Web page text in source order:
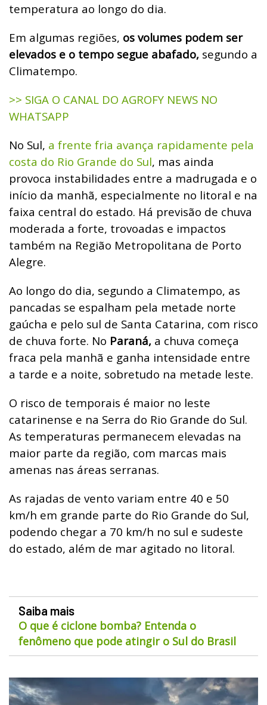
temperatura ao longo do dia.
Em algumas regiões, os volumes podem ser
elevados e o tempo segue abafado, segundo a
Climatempo.
>> SIGA O CANAL DO AGROFY NEWS NO
WHATSAPP
No Sul, a frente fria avança rapidamente pela
costa do Rio Grande do Sul, mas ainda
provoca instabilidades entre a madrugada e o
início da manhã, especialmente no litoral e na
faixa central do estado. Há previsão de chuva
moderada a forte, trovoadas e impactos
também na Região Metropolitana de Porto
Alegre.
Ao longo do dia, segundo a Climatempo, as
pancadas se espalham pela metade norte
gaúcha e pelo sul de Santa Catarina, com risco
de chuva forte. No Paraná, a chuva começa
fraca pela manhã e ganha intensidade entre
a tarde e a noite, sobretudo na metade leste.
O risco de temporais é maior no leste
catarinense e na Serra do Rio Grande do Sul.
As temperaturas permanecem elevadas na
maior parte da região, com marcas mais
amenas nas áreas serranas.
As rajadas de vento variam entre 40 e 50
km/h em grande parte do Rio Grande do Sul,
podendo chegar a 70 km/h no sul e sudeste
do estado, além de mar agitado no litoral.
Saiba mais
O que é ciclone bomba? Entenda o
fenômeno que pode atingir o Sul do Brasil